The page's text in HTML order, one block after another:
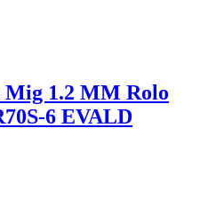
Mig 1.2 MM Rolo
6 EVALD